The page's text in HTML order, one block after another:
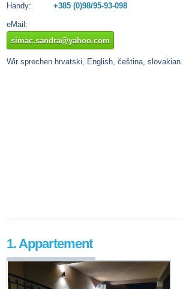
Handy:
+385 (0)98/95-93-098
eMail:
simac.sandra@yahoo.com
Wir sprechen hrvatski, English, čeština, slovakian.
1. Appartement